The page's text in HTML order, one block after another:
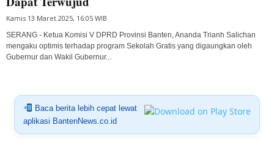
Kamis 13 Maret 2025, 16:05 WIB
SERANG - Ketua Komisi V DPRD Provinsi Banten, Ananda Trianh Salichan
mengaku optimis terhadap program Sekolah Gratis yang digaungkan oleh
Gubernur dan Wakil Gubernur...
Baca berita lebih cepat lewat
aplikasi BantenNews.co.id